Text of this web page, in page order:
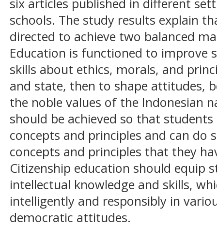
schools. The study results explain
directed to achieve two balanced
Education is functioned to improve
skills about ethics, morals, and
and state, then to shape attitudes,
the noble values of the Indonesian
should be achieved so that
concepts and principles and can do
concepts and principles that they
Citizenship education should equip
intellectual knowledge and skills,
intelligently and responsibly in
democratic attitudes.